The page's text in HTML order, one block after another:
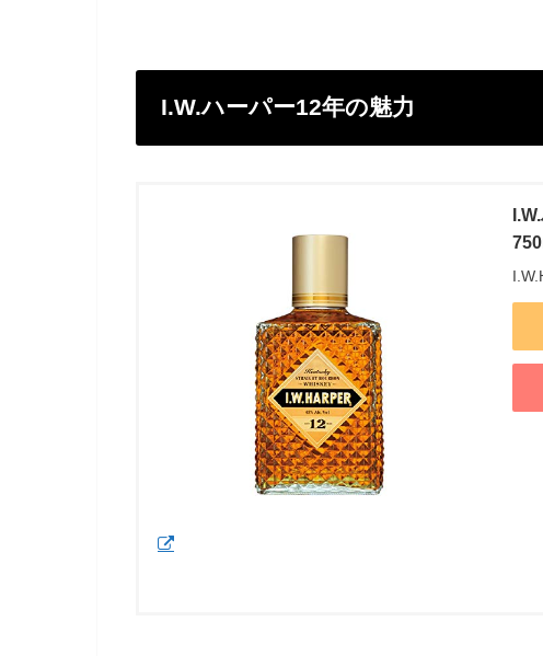
I.W.ハーパー12年の魅力